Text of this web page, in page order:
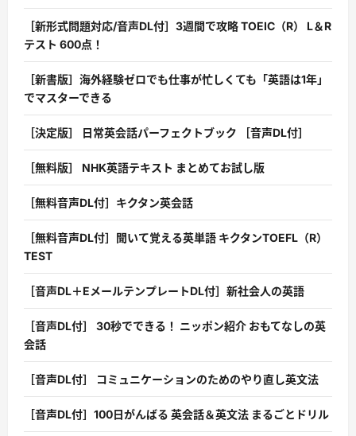
［新形式問題対応/音声DL付］3週間で攻略 TOEIC（R） L＆R
テスト 600点！
［新書版］海外経験ゼロでも仕事が忙しくても「英語は1年」
でマスターできる
［決定版］ 日常英会話パーフェクトブック ［音声DL付］
［無料版］ NHK英語テキスト まとめてお試し版
［無料音声DL付］キクタン英会話
［無料音声DL付］聞いて覚える英単語 キクタンTOEFL（R）
TEST
［音声DL＋EメールテンプレートDL付］新社会人の英語
［音声DL付］ 30秒でできる！ ニッポン紹介 おもてなしの英
会話
［音声DL付］ コミュニケーションのためのやり直し英文法
［音声DL付］100日がんばる 英会話＆英文法 まるごとドリル